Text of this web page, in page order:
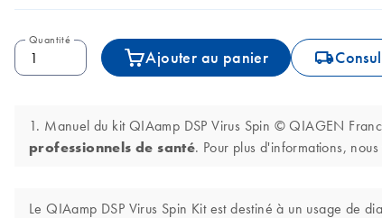
Quantité
Ajouter au panier icon_0062_deliver-s
1. Manuel du kit QIAamp DSP Virus Spin © QIAGEN
professionnels de santé. Pour plus d'informations,
Le QIAamp DSP Virus Spin Kit est destiné à un usage de